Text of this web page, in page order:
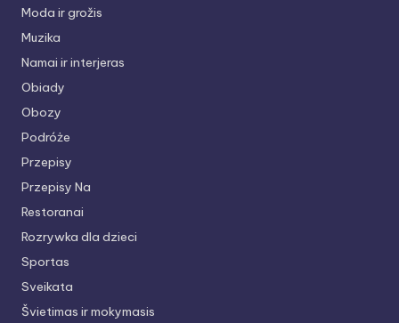
Moda ir grožis
Muzika
Namai ir interjeras
Obiady
Obozy
Podróże
Przepisy
Przepisy Na
Restoranai
Rozrywka dla dzieci
Sportas
Sveikata
Švietimas ir mokymasis